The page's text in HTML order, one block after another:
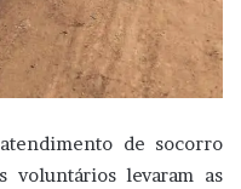
de socorro
voluntários levaram as